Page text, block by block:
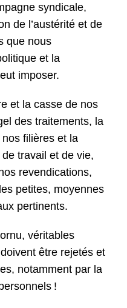
syndicale,
de l’austérité et de
que nous
et la
imposer.
et la casse de nos
des traitements, la
filières et la
travail et de vie,
revendications,
petites, moyennes
pertinents.
véritables
être rejetés et
notamment par la
!